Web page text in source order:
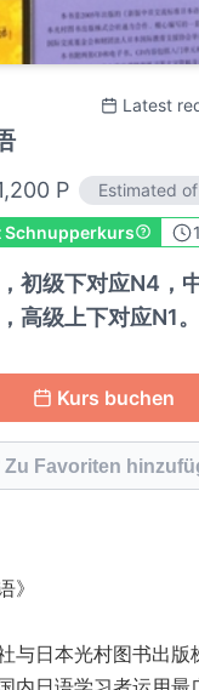
Latest
P Estimated
Schnupperkurs
初级下对应N4，
高级上下对应N1。
Kurs buchen
Zu Favoriten
》
与日本光村图书出版